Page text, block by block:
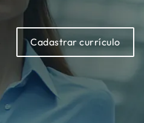
Cadastrar currículo